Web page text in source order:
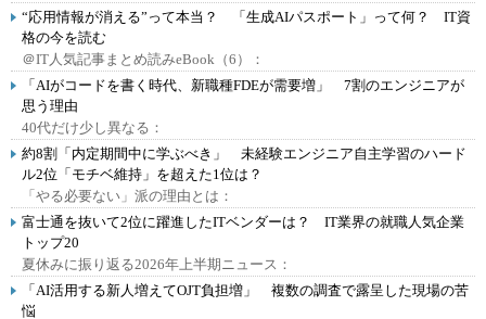
“応用情報が消える”って本当？ 「生成AIパスポート」って何？ IT資
格の今を読む
＠IT人気記事まとめ読みeBook（6）：
「AIがコードを書く時代、新職種FDEが需要増」 7割のエンジニアが
思う理由
40代だけ少し異なる：
約8割「内定期間中に学ぶべき」 未経験エンジニア自主学習のハード
ル2位「モチベ維持」を超えた1位は？
「やる必要ない」派の理由とは：
富士通を抜いて2位に躍進したITベンダーは？ IT業界の就職人気企業
トップ20
夏休みに振り返る2026年上半期ニュース：
「AI活用する新人増えてOJT負担増」 複数の調査で露呈した現場の苦
悩